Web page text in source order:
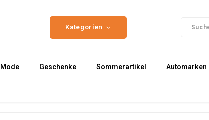
Kategorien
Mode Geschenke Sommerartikel Automarken